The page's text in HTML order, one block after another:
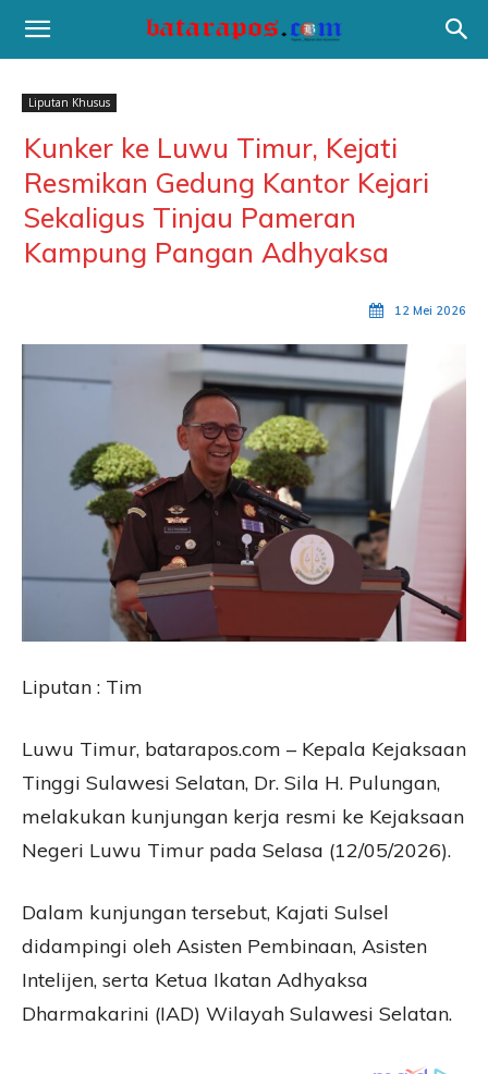
Liputan Khusus
Kunker ke Luwu Timur, Kejati
Resmikan Gedung Kantor Kejari
Sekaligus Tinjau Pameran
Kampung Pangan Adhyaksa
12 Mei 2026
Liputan : Tim
Luwu Timur, batarapos.com – Kepala Kejaksaan
Tinggi Sulawesi Selatan, Dr. Sila H. Pulungan,
melakukan kunjungan kerja resmi ke Kejaksaan
Negeri Luwu Timur pada Selasa (12/05/2026).
Dalam kunjungan tersebut, Kajati Sulsel
didampingi oleh Asisten Pembinaan, Asisten
Intelijen, serta Ketua Ikatan Adhyaksa
Dharmakarini (IAD) Wilayah Sulawesi Selatan.